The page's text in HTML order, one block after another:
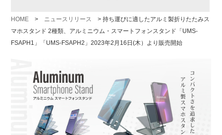
HOME > ニュースリリース
> 持ち運びに適したアルミ製折りたたみス
マホスタンド 2種類、アルミニウム・スマートフォンスタンド「UMS-
FSAPH1」「UMS-FSAPH2」2023年2月16日(木）より販売開始